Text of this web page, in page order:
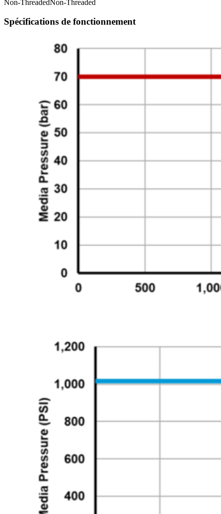
Non-ThreadedNon-Threaded
Spécifications de fonctionnement